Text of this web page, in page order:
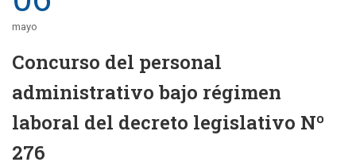
mayo
Concurso del personal
administrativo bajo régimen
laboral del decreto legislativo Nº
276